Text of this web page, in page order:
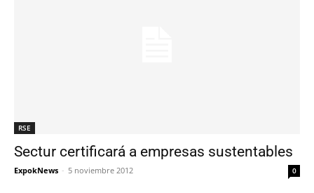
RSE
Sectur certificará a empresas sustentables
ExpokNews - 5 noviembre 2012 0